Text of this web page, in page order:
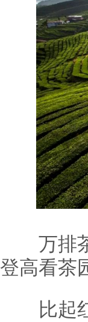
万排茶
登高看茶
比起红